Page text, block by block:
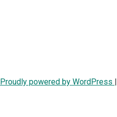
Proudly powered by WordPress